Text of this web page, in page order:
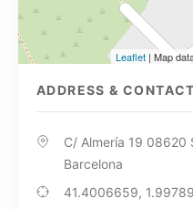
Leaflet | Map
ADDRESS & CONTACT
C/ Almería 19 08620
Barcelona
41.4006659,